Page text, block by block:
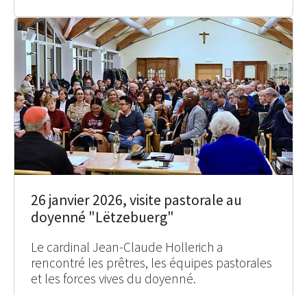
26 janvier 2026, visite pastorale au
doyenné "Lëtzebuerg"
Le cardinal Jean-Claude Hollerich a
rencontré les prêtres, les équipes pastorales
et les forces vives du doyenné.